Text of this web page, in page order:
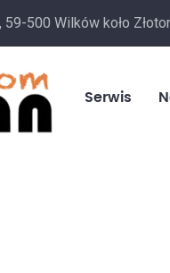
59-500 Wilków koło
Serwis